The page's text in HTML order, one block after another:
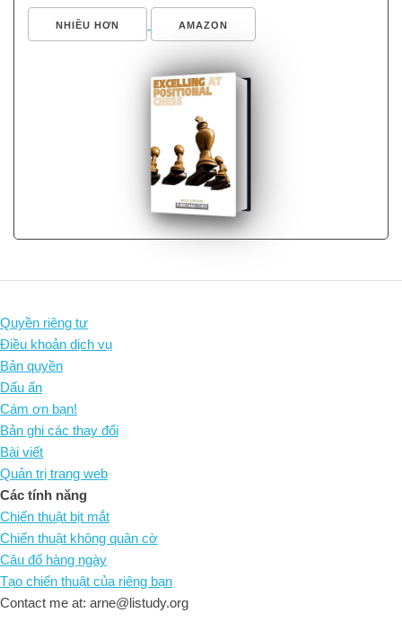
NHIỀU HƠN AMAZON
Quyền riêng tư
Điều khoản dịch vụ
Bản quyền
Dấu ấn
Cám ơn bạn!
Bản ghi các thay đổi
Bài viết
Quản trị trang web
Các tính năng
Chiến thuật bịt mắt
Chiến thuật không quân cờ
Câu đố hàng ngày
Tạo chiến thuật của riêng bạn
Contact me at: arne@listudy.org